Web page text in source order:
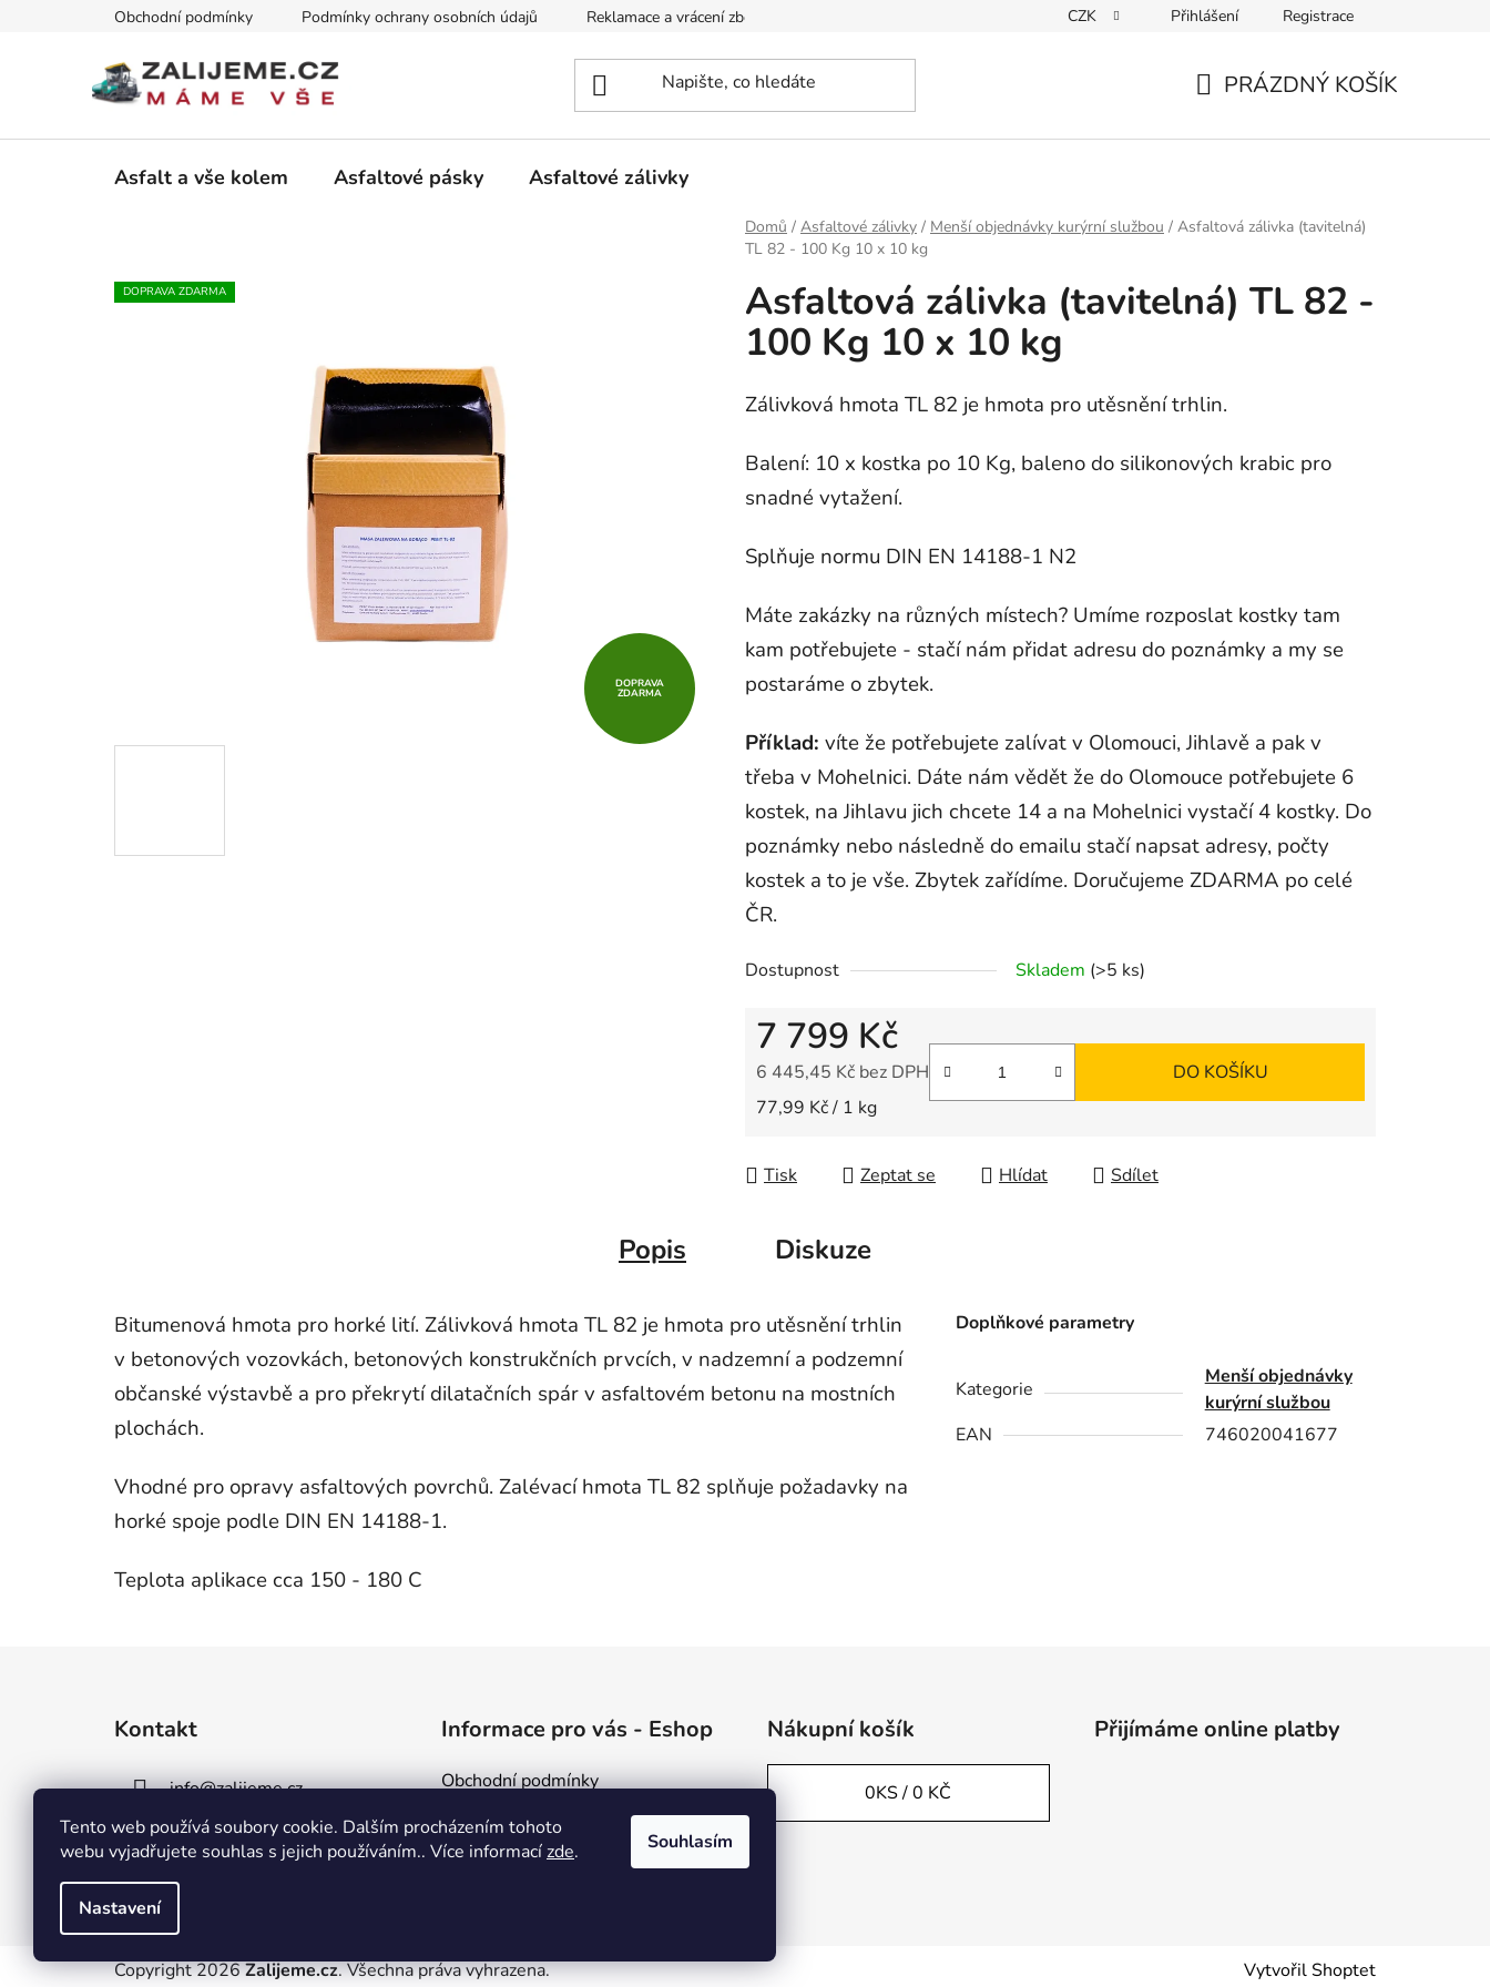
Tento web používá soubory cookie. Dalším procházením tohoto
webu vyjadřujete souhlas s jejich používáním.. Více informacízde.
Nastavení
Souhlasím
Obchodní podmínky Podmínky ochrany osobních údajů Reklamace a vrácení zboží CZK Přihlášení Registrace
PRÁZDNÝ KOŠÍK
Asfalt a vše kolem Asfaltové pásky Asfaltové zálivky
Domů / Asfaltové zálivky / Menší objednávky kurýrní službou / Asfaltová zálivka (tavitelná)
TL 82 - 100 Kg 10 x 10 kg
Asfaltová zálivka (tavitelná) TL 82 -
100 Kg 10 x 10 kg
Zálivková hmota TL 82 je hmota pro utěsnění trhlin.
Balení: 10 x kostka po 10 Kg, baleno do silikonových krabic pro
snadné vytažení.
Splňuje normu DIN EN 14188-1 N2
Máte zakázky na různých místech? Umíme rozposlat kostky tam
kam potřebujete - stačí nám přidat adresu do poznámky a my se
postaráme o zbytek.
Příklad: víte že potřebujete zalívat v Olomouci, Jihlavě a pak v
třeba v Mohelnici. Dáte nám vědět že do Olomouce potřebujete 6
kostek, na Jihlavu jich chcete 14 a na Mohelnici vystačí 4 kostky. Do
poznámky nebo následně do emailu stačí napsat adresy, počty
kostek a to je vše. Zbytek zařídíme. Doručujeme ZDARMA po celé
ČR.
Dostupnost Skladem (>5 ks)
7 799 Kč
6 445,45 Kč bez DPH
Měrná cena:
77,99 Kč / 1 kg
DO KOŠÍKU
Tisk Zeptat se Hlídat Sdílet
DOPRAVA ZDARMA
DOPRAVA
ZDARMA
Popis Diskuze
Bitumenová hmota pro horké lití. Zálivková hmota TL 82 je hmota pro utěsnění trhlin
v betonových vozovkách, betonových konstrukčních prvcích, v nadzemní a podzemní
občanské výstavbě a pro překrytí dilatačních spár v asfaltovém betonu na mostních
plochách.
Vhodné pro opravy asfaltových povrchů. Zalévací hmota TL 82 splňuje požadavky na
horké spoje podle DIN EN 14188-1.
Teplota aplikace cca 150 - 180 C
Doplňkové parametry
Kategorie
Menší objednávky
kurýrní službou
EAN
746020041677
Kontakt
info@zalijeme.cz
602 143 042
Informace pro vás - Eshop
Obchodní podmínky
Podmínky ochrany osobních údajů
Reklamace a vrácení zboží
Nákupní košík
0KS /0 KČ
Přijímáme online platby
Vytvořil Shoptet
Copyright 2026Zalijeme.cz. Všechna práva vyhrazena.